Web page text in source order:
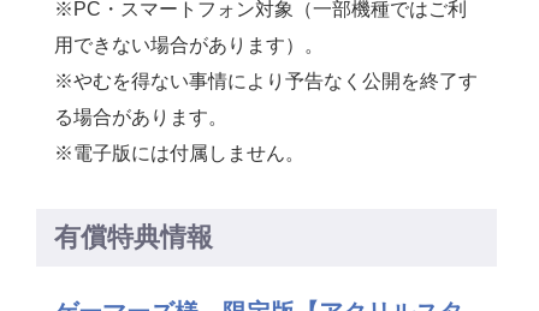
※PC・スマートフォン対象（一部機種ではご利
用できない場合があります）。
※やむを得ない事情により予告なく公開を終了す
る場合があります。
※電子版には付属しません。
有償特典情報